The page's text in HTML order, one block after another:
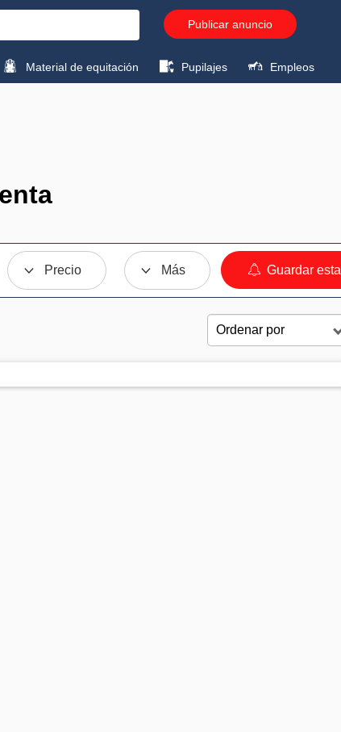
Publicar anuncio
Material de equitación Pupilajes Empleos
Precio Más Guardar